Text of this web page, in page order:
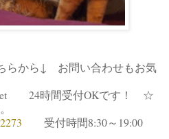
らから↓ お問い合わせもお気
24時間受付OKです！ ☆
受付時間8:30～19:00